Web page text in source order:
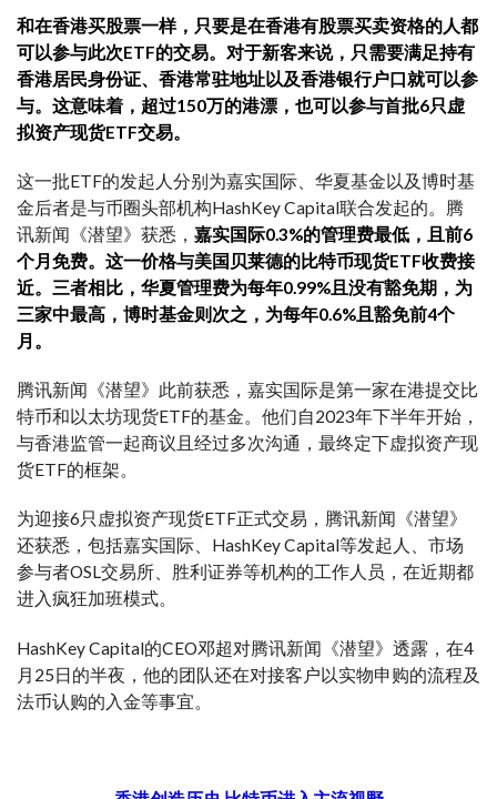
和在香港买股票一样，只要是在香港有股票买卖资格的人都
可以参与此次ETF的交易。对于新客来说，只需要满足持有
香港居民身份证、香港常驻地址以及香港银行户口就可以参
与。这意味着，超过150万的港漂，也可以参与首批6只虚
拟资产现货ETF交易。
这一批ETF的发起人分别为嘉实国际、华夏基金以及博时基
金后者是与币圈头部机构HashKey Capital联合发起的。腾
讯新闻《潜望》获悉， 嘉实国际0.3%的管理费最低，且前6
个月免费。这一价格与美国贝莱德的比特币现货ETF收费接
近。三者相比，华夏管理费为每年0.99%且没有豁免期，为
三家中最高，博时基金则次之，为每年0.6%且豁免前4个
月。
腾讯新闻《潜望》此前获悉，嘉实国际是第一家在港提交比
特币和以太坊现货ETF的基金。他们自2023年下半年开始，
与香港监管一起商议且经过多次沟通，最终定下虚拟资产现
货ETF的框架。
为迎接6只虚拟资产现货ETF正式交易，腾讯新闻《潜望》
还获悉，包括嘉实国际、HashKey Capital等发起人、市场
参与者OSL交易所、胜利证券等机构的工作人员，在近期都
进入疯狂加班模式。
HashKey Capital的CEO邓超对腾讯新闻《潜望》透露，在4
月25日的半夜，他的团队还在对接客户以实物申购的流程及
法币认购的入金等事宜。